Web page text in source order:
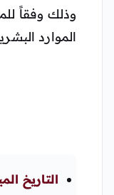
وذلك وفقاً
الموارد
التاريخ